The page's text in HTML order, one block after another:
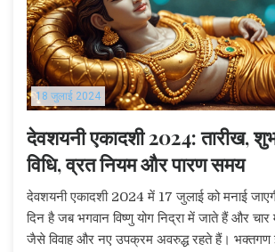
18 जुलाई 2024
देवशयनी एकादशी 2024: तारीख,
विधि, व्रत नियम और पारण समय
देवशयनी एकादशी 2024 में 17 जुलाई को मनाई
दिन है जब भगवान विष्णु योग निद्रा में जाते हैं और
जैसे विवाह और नए उपक्रम अवरुद्ध रहते हैं।